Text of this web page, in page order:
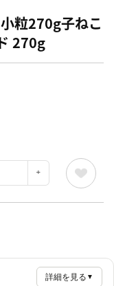
粒270g子ねこ
270g
詳細を見る ▼